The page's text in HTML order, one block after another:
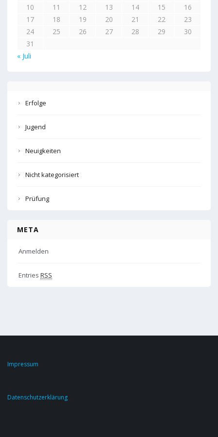
10
11 12 13 14 15
16
17
18 19 20 21 22
23
24
25 26 27 28 29
30
31
« Juli
Erfolge
Jugend
Neuigkeiten
Nicht kategorisiert
Prüfung
META
Anmelden
Entries RSS
Impressum
Datenschutzerklärung